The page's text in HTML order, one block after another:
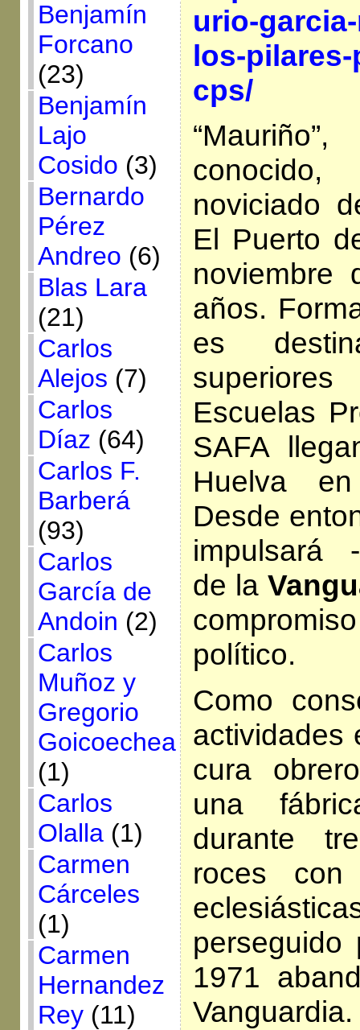
Benjamín
Forcano
(23)
Benjamín
Lajo
Cosido (3)
Bernardo
Pérez
Andreo (6)
Blas Lara
(21)
Carlos
Alejos (7)
Carlos
Díaz (64)
Carlos F.
Barberá
(93)
Carlos
García de
Andoin (2)
Carlos
Muñoz y
Gregorio
Goicoechea
(1)
Carlos
Olalla(1)
Carmen
Cárceles
(1)
Carmen
Hernandez
Rey(11)
urio-
los-
cps/
noviciado
El Puerto
noviembre
años.
es
Escuelas
SAFA
Huelva
Desde
impulsará
de la
político.
Como
actividades
cura
una
durante
roces con
1971
Vanguardia.